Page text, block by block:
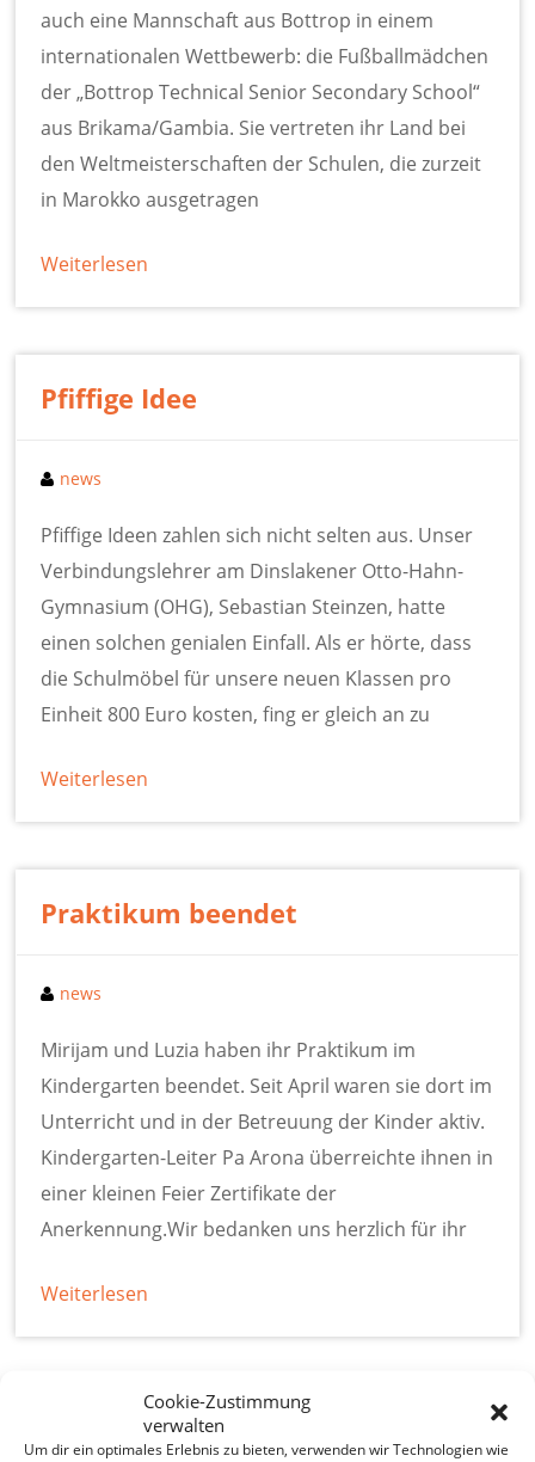
Cookie-Zustimmung
verwalten
Um dir ein optimales Erlebnis zu bieten, verwenden wir Technologien wie
auch eine Mannschaft aus Bottrop in einem
internationalen Wettbewerb: die Fußballmädchen
der „Bottrop Technical Senior Secondary School“
aus Brikama/Gambia. Sie vertreten ihr Land bei
den Weltmeisterschaften der Schulen, die zurzeit
in Marokko ausgetragen
Weiterlesen
Pfiffige Idee
news
Pfiffige Ideen zahlen sich nicht selten aus. Unser
Verbindungslehrer am Dinslakener Otto-Hahn-
Gymnasium (OHG), Sebastian Steinzen, hatte
einen solchen genialen Einfall. Als er hörte, dass
die Schulmöbel für unsere neuen Klassen pro
Einheit 800 Euro kosten, fing er gleich an zu
Weiterlesen
Praktikum beendet
news
Mirijam und Luzia haben ihr Praktikum im
Kindergarten beendet. Seit April waren sie dort im
Unterricht und in der Betreuung der Kinder aktiv.
Kindergarten-Leiter Pa Arona überreichte ihnen in
einer kleinen Feier Zertifikate der
Anerkennung.Wir bedanken uns herzlich für ihr
Weiterlesen
Stammtisch